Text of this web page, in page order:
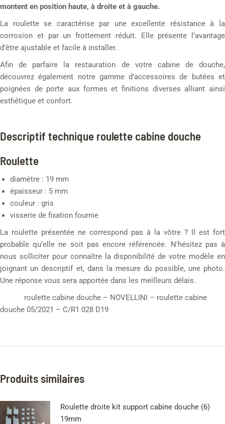
montent en position haute, à droite et à gauche.
La roulette se caractérise par une excellente résistance à la
corrosion et par un frottement réduit. Elle présente l’avantage
d’être ajustable et facile à installer.
Afin de parfaire la restauration de votre cabine de douche,
découvrez également notre gamme d’accessoires de butées et
poignées de porte aux formes et finitions diverses alliant ainsi
esthétique et confort.
Descriptif technique roulette cabine douche
Roulette
diamètre : 19 mm
épaisseur : 5 mm
couleur : gris
visserie de fixation fournie
La roulette présentée ne correspond pas à la vôtre ? Il est fort
probable qu’elle ne soit pas encore référencée. N’hésitez pas à
nous solliciter pour connaître la disponibilité de votre modèle en
joignant un descriptif et, dans la mesure du possible, une photo.
Une réponse vous sera apportée dans les meilleurs délais.
roulette cabine douche – NOVELLINI – roulette cabine
douche 05/2021 – C/R1 028 D19
Produits similaires
Roulette droite kit support cabine douche (6)
19mm